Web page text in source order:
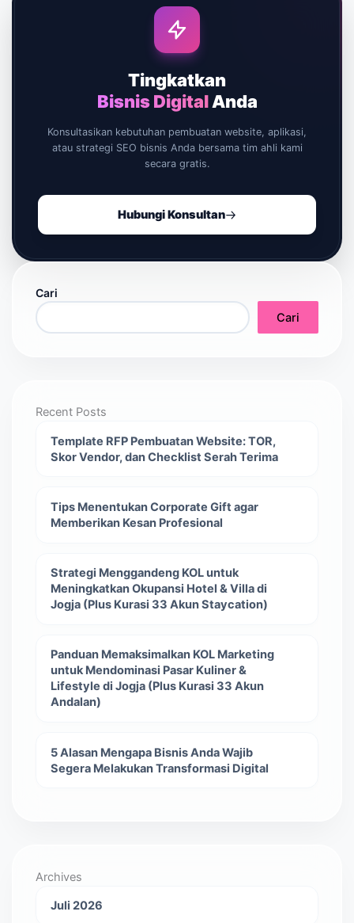
Tingkatkan
Bisnis DigitalAnda
Konsultasikan kebutuhan pembuatan website, aplikasi,
atau strategi SEO bisnis Anda bersama tim ahli kami
secara gratis.
Hubungi Konsultan
Cari
Cari
Recent Posts
Template RFP Pembuatan Website: TOR,
Skor Vendor, dan Checklist Serah Terima
Tips Menentukan Corporate Gift agar
Memberikan Kesan Profesional
Strategi Menggandeng KOL untuk
Meningkatkan Okupansi Hotel & Villa di
Jogja (Plus Kurasi 33 Akun Staycation)
Panduan Memaksimalkan KOL Marketing
untuk Mendominasi Pasar Kuliner &
Lifestyle di Jogja (Plus Kurasi 33 Akun
Andalan)
5 Alasan Mengapa Bisnis Anda Wajib
Segera Melakukan Transformasi Digital
Archives
Juli 2026